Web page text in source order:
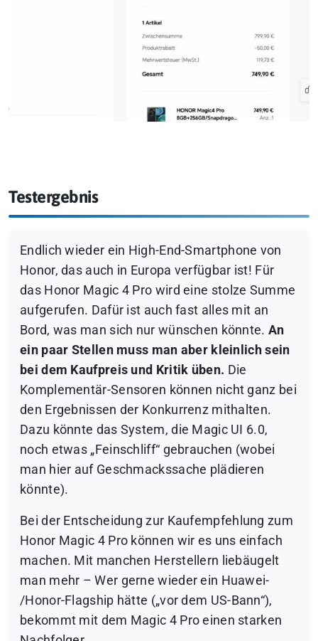
Testergebnis
Endlich wieder ein High-End-Smartphone von
Honor, das auch in Europa verfügbar ist! Für
das Honor Magic 4 Pro wird eine stolze Summe
aufgerufen. Dafür ist auch fast alles mit an
Bord, was man sich nur wünschen könnte. An
ein paar Stellen muss man aber kleinlich sein
bei dem Kaufpreis und Kritik üben. Die
Komplementär-Sensoren können nicht ganz bei
den Ergebnissen der Konkurrenz mithalten.
Dazu könnte das System, die Magic UI 6.0,
noch etwas „Feinschliff“ gebrauchen (wobei
man hier auf Geschmackssache plädieren
könnte).
Bei der Entscheidung zur Kaufempfehlung zum
Honor Magic 4 Pro können wir es uns einfach
machen. Mit manchen Herstellern liebäugelt
man mehr – Wer gerne wieder ein Huawei-
/Honor-Flagship hätte („vor dem US-Bann“),
bekommt mit dem Magic 4 Pro einen starken